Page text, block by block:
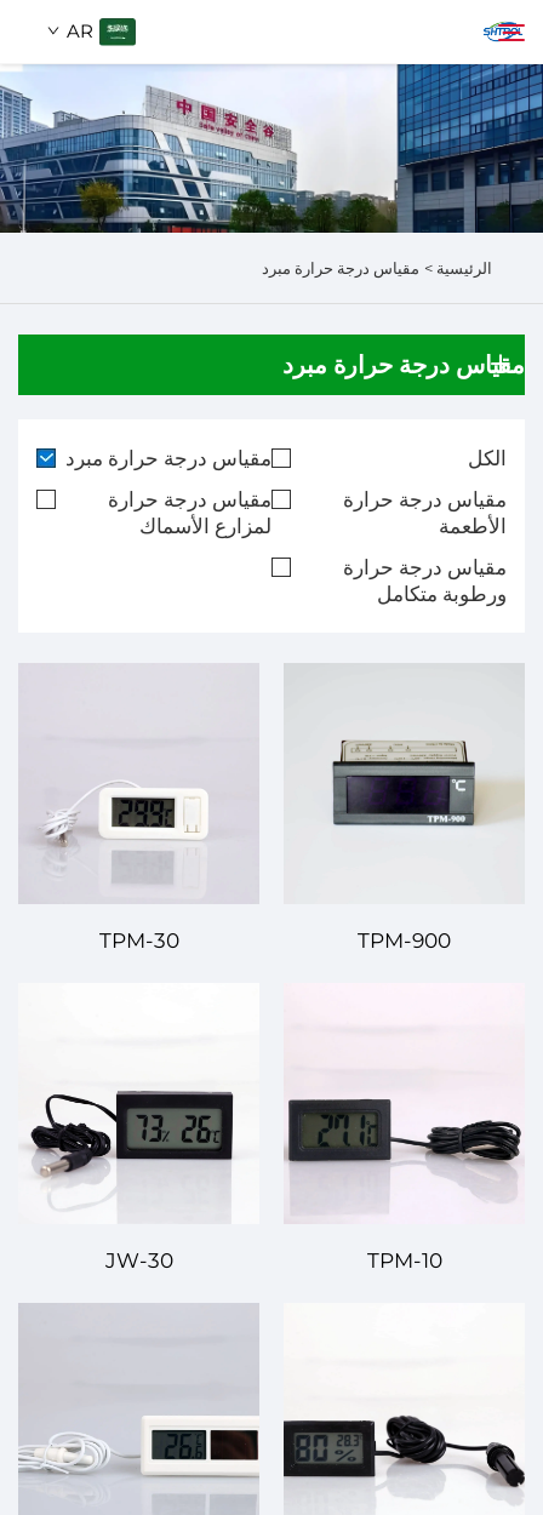
AR
من نحن
المنتجات
ابحث
الرئيسية > مقياس درجة حرارة مبرد
مقياس درجة حرارة مبرد
الكل
مقياس درجة حرارة مبرد
مقياس درجة حرارة
الأطعمة
مقياس درجة حرارة
لمزارع الأسماك
مقياس درجة حرارة
ورطوبة متكامل
TPM-900
TPM-30
TPM-10
JW-30